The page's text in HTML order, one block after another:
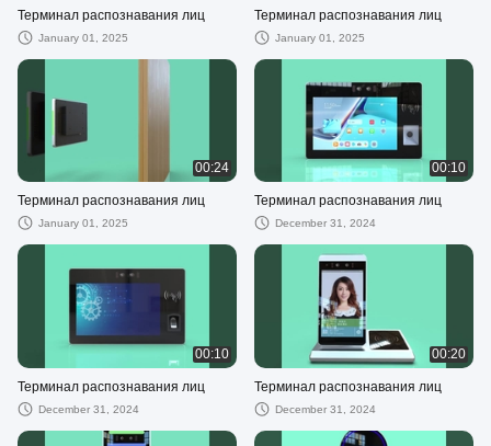
Терминал распознавания лиц
January 01, 2025
Терминал распознавания лиц
January 01, 2025
00:24
Терминал распознавания лиц
January 01, 2025
00:10
Терминал распознавания лиц
December 31, 2024
00:10
Терминал распознавания лиц
December 31, 2024
00:20
Терминал распознавания лиц
December 31, 2024